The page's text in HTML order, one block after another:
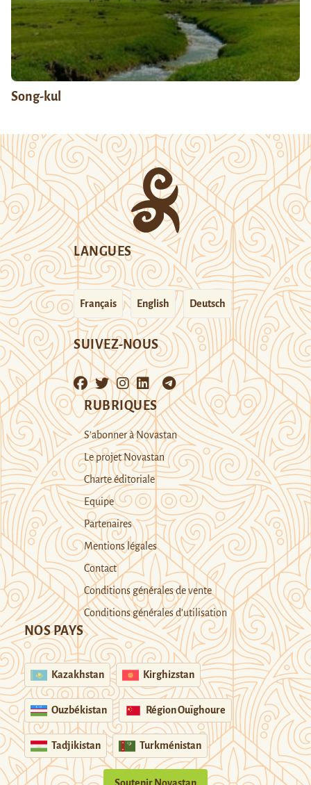
Song-kul
LANGUES
Français English Deutsch
SUIVEZ-NOUS
RUBRIQUES
S’abonner à Novastan
Le projet Novastan
Charte éditoriale
Equipe
Partenaires
Mentions légales
Contact
Conditions générales de vente
Conditions générales d’utilisation
NOS PAYS
Kazakhstan Kirghizstan
Ouzbékistan Région Ouïghoure
Tadjikistan Turkménistan